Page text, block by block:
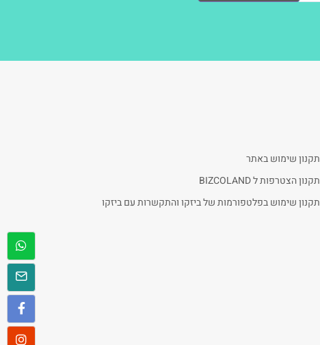
תקנון שימוש באתר
תקנון הצטרפות ל BIZCOLAND
תקנון שימוש בפלטפורמות של ביזקו והתקשרות עם ביזקו